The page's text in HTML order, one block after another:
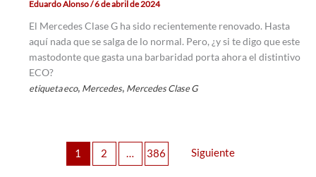
Eduardo Alonso/6 de abril de 2024
El Mercedes Clase G ha sido recientemente renovado. Hasta
aquí nada que se salga de lo normal. Pero, ¿y si te digo que este
mastodonte que gasta una barbaridad porta ahora el distintivo
ECO?
etiqueta eco, Mercedes, Mercedes Clase G
1 2 … 386 Siguiente